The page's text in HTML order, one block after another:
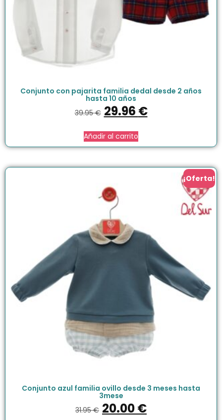
Conjunto con pajarita familia dedal desde 2 años
hasta 10 años
39.95€ 29.96 €
Añadir al carrito
¡Oferta!
Conjunto azul familia ovillo desde 3 meses hasta
3mese
31.95€ 20.00€